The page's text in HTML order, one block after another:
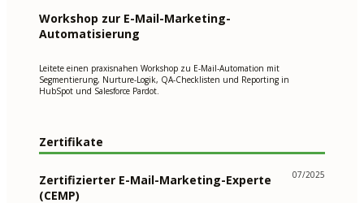
Workshop zur E-Mail-Marketing-
Automatisierung
Leitete einen praxisnahen Workshop zu E-Mail-Automation mit
Segmentierung, Nurture-Logik, QA-Checklisten und Reporting in
HubSpot und Salesforce Pardot.
Zertifikate
Zertifizierter E-Mail-Marketing-Experte
(CEMP)
07/2025